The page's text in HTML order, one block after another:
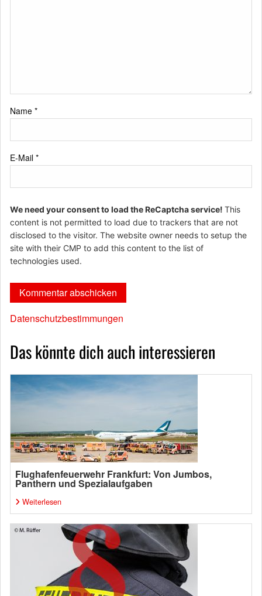
Name *
E-Mail *
We need your consent to load the ReCaptcha service! This
content is not permitted to load due to trackers that are not
disclosed to the visitor. The website owner needs to setup the
site with their CMP to add this content to the list of
technologies used.
Datenschutzbestimmungen
Das könnte dich auch interessieren
Flughafenfeuerwehr Frankfurt: Von Jumbos,
Panthern und Spezialaufgaben
Weiterlesen